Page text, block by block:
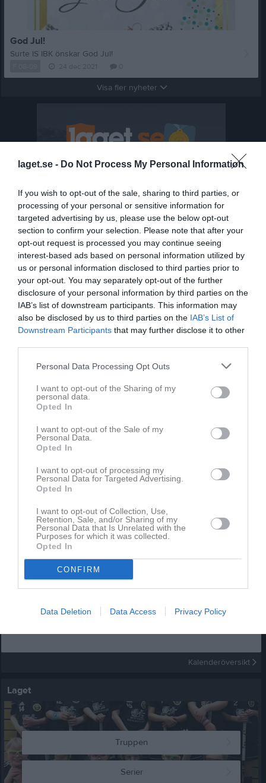
laget.se - Do Not Process My Personal Information
If you wish to opt-out of the sale, sharing to third parties, or
processing of your personal or sensitive information for
targeted advertising by us, please use the below opt-out
section to confirm your selection. Please note that after your
opt-out request is processed you may continue seeing
interest-based ads based on personal information utilized by
us or personal information disclosed to third parties prior to
your opt-out. You may separately opt-out of the further
disclosure of your personal information by third parties on the
IAB’s list of downstream participants. This information may
also be disclosed by us to third parties on the IAB’s List of
Downstream Participants that may further disclose it to other
Personal Data Processing Opt Outs
I want to opt-out of the Sharing of my
personal data.
Opted In
I want to opt-out of the Sale of my
Personal Data.
Opted In
I want to opt-out of processing my
Personal Data for Targeted Advertising.
Opted In
I want to opt-out of Collection, Use,
Retention, Sale, and/or Sharing of my
Personal Data that Is Unrelated with the
Purposes for which it was collected.
Opted In
CONFIRM
Data Deletion Data Access Privacy Policy
God Jul!
Surte IS IBK önskar God Jul!
Visa fler nyheter
Senast uppladdade video
Senast uppdaterade album
Uppstartsläger aug 2022
På gång Kalender
Kalenderöversikt
Laget
Truppen
Serier